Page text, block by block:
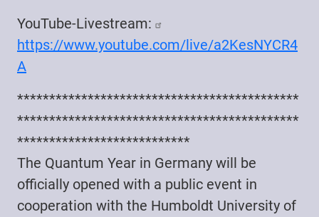
YouTube-Livestream:
https://www.youtube.com/live/a2KesNYCR4
A
********************************************
********************************************
***************************
The Quantum Year in Germany will be
officially opened with a public event in
cooperation with the Humboldt University of